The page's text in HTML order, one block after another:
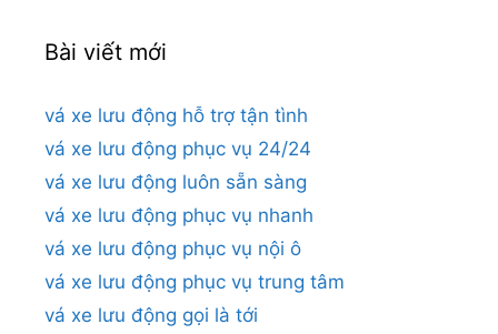
Bài viết mới
vá xe lưu động hỗ trợ tận tình
vá xe lưu động phục vụ 24/24
vá xe lưu động luôn sẵn sàng
vá xe lưu động phục vụ nhanh
vá xe lưu động phục vụ nội ô
vá xe lưu động phục vụ trung tâm
vá xe lưu động gọi là tới